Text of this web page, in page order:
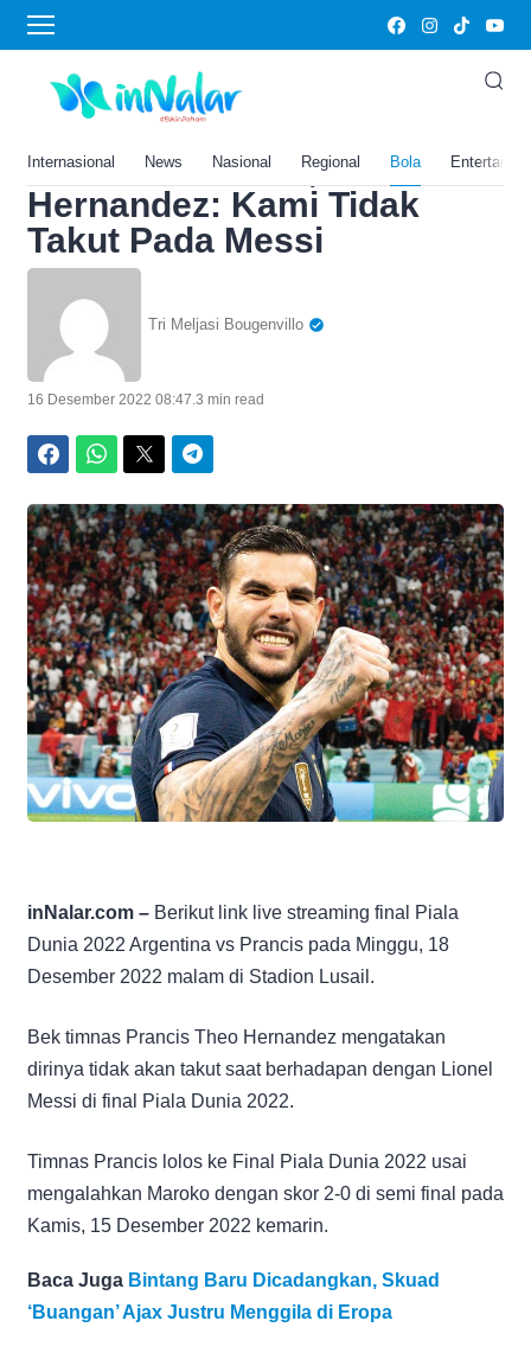
Internasional News Nasional Regional Bola
Home›Bola
Link Live Streaming
Argentina vs Prancis Final
Piala Dunia 2022, Theo
Hernandez: Kami Tidak
Takut Pada Messi
Tri Meljasi Bougenvillo
16 Desember 2022 08:47.3 min read
inNalar.com – Berikut link live streaming final Piala
Dunia 2022 Argentina vs Prancis pada Minggu, 18
Desember 2022 malam di Stadion Lusail.
Bek timnas Prancis Theo Hernandez mengatakan
dirinya tidak akan takut saat berhadapan dengan Lionel
Messi di final Piala Dunia 2022.
Timnas Prancis lolos ke Final Piala Dunia 2022 usai
mengalahkan Maroko dengan skor 2-0 di semi final pada
Kamis, 15 Desember 2022 kemarin.
Baca Juga Bintang Baru Dicadangkan, Skuad
‘Buangan’ Ajax Justru Menggila di Eropa